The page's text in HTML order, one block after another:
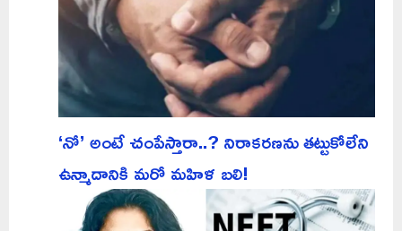
‘నో’ అంటే చంపేస్తారా..? నిరాకరణను తట్టుకోలేని
ఉన్మాదానికి మరో మహిళ బలి!